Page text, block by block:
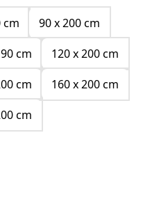
cm
90 x 200 cm
cm
120 x 200 cm
cm
160 x 200 cm
cm